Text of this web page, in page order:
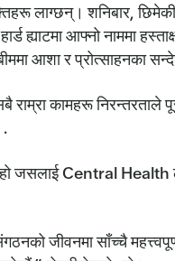
लाग्छन्। शनिबार,
ह्याटमा आफ्नो नाममा
बीममा आशा र प्रोत्साहनका
राम्रा कामहरू निरन्तरताले
हो जसलाई Central Health
जीवनमा साँच्चै